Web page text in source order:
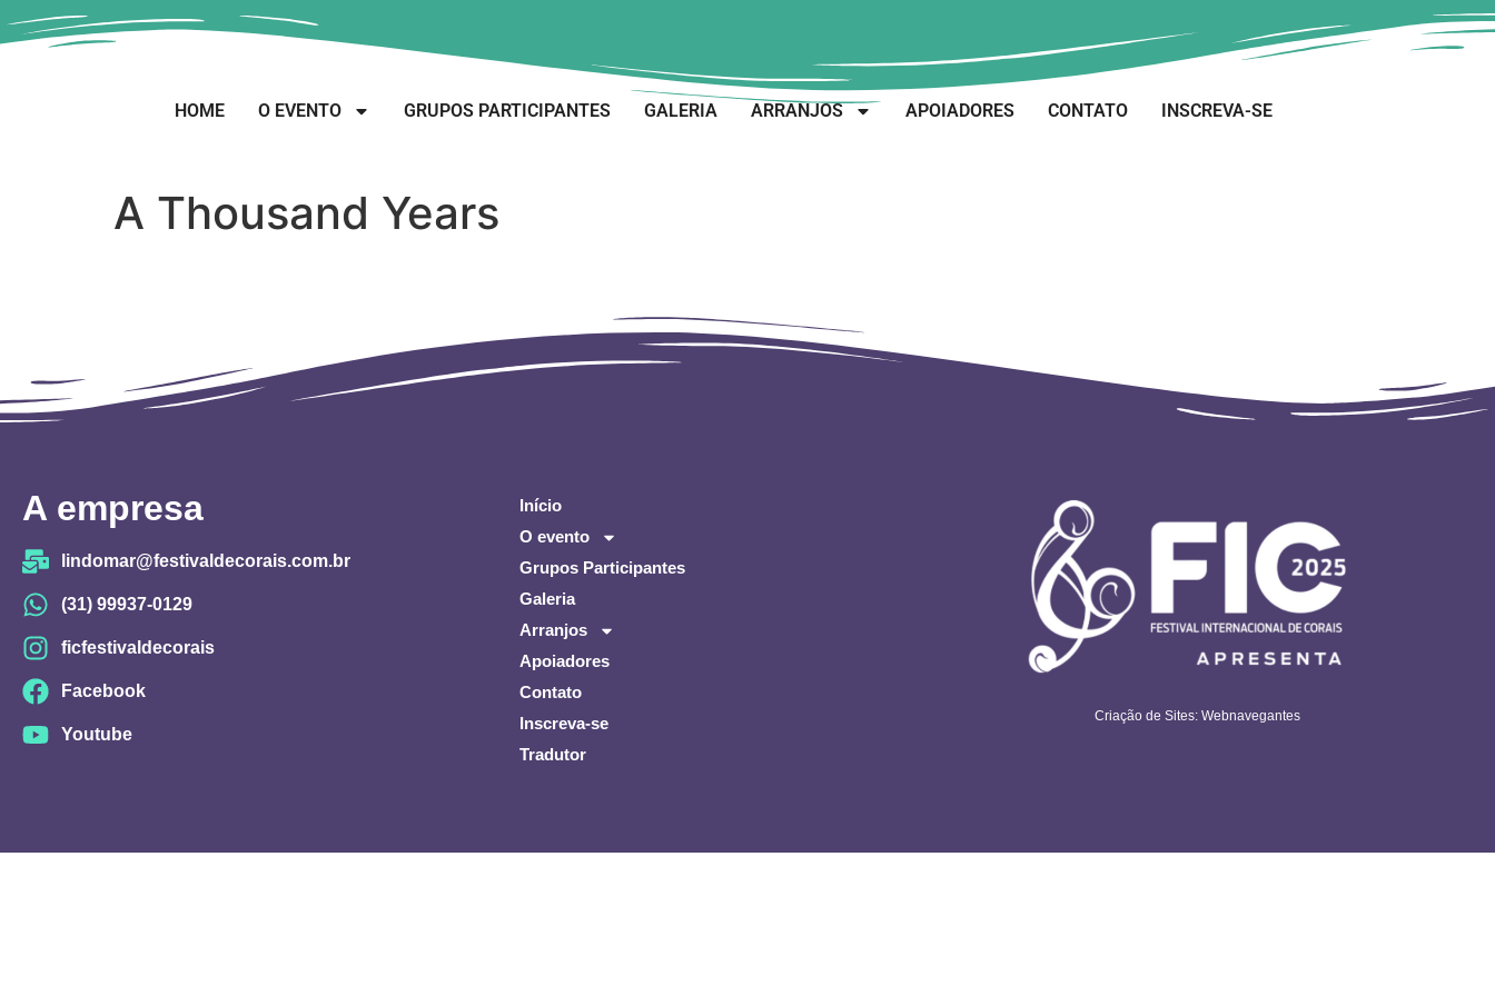
HOME O EVENTO GRUPOS PARTICIPANTES GALERIA ARRANJOS APOIADORES CONTATO INSCREVA-SE
A Thousand Years
A empresa
lindomar@festivaldecorais.com.br
(31) 99937-0129
ficfestivaldecorais
Facebook
Youtube
Início
O evento
Grupos Participantes
Galeria
Arranjos
Apoiadores
Contato
Inscreva-se
Tradutor
Criação de Sites: Webnavegantes